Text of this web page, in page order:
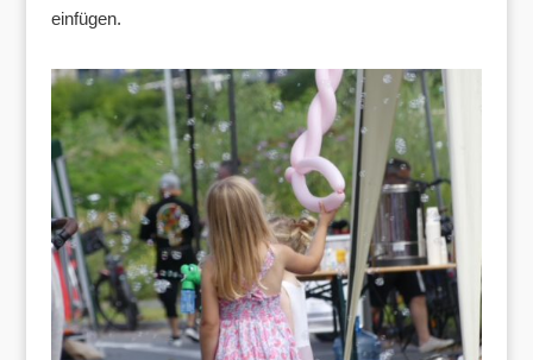
einfügen.